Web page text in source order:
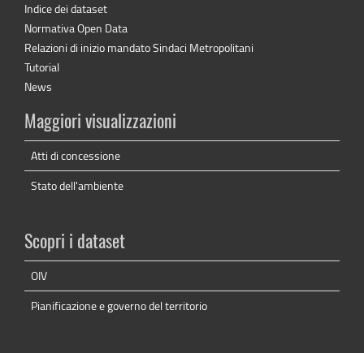
Indice dei dataset
Normativa Open Data
Relazioni di inizio mandato Sindaci Metropolitani
Tutorial
News
Maggiori visualizzazioni
Atti di concessione
Stato dell'ambiente
Scopri i dataset
OIV
Pianificazione e governo del territorio